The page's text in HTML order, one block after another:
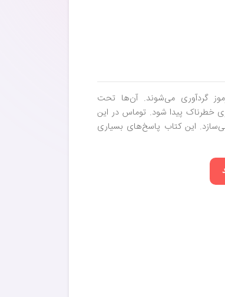
گردآوری می‌شوند. آن‌ها تحت
خطرناک پیدا شود. توماس در این
این کتاب پاسخ‌های بسیاری